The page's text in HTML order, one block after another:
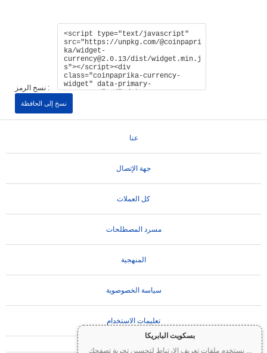
بسكويت البابريكا
نستخدم ملفات تعريف الارتباط لتحسين تجربة تصفحك ...
نسخ الرمز :
نسخ إلى الحافظة
عنا
جهة الإتصال
كل العملات
مسرد المصطلحات
المنهجية
سياسة الخصوصوية
تعليمات الاستخدام